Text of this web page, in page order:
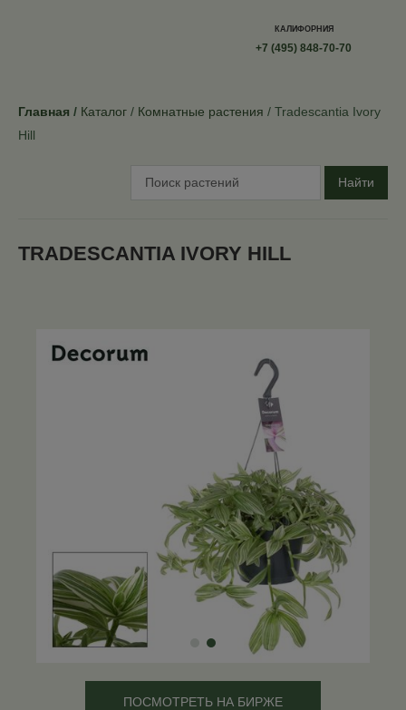
КАЛИФОРНИЯ
+7 (495) 848-70-70
Главная Каталог Комнатные растения
Tradescantia Ivory
Hill
Найти
TRADESCANTIA IVORY HILL
ПОСМОТРЕТЬ НА БИРЖЕ